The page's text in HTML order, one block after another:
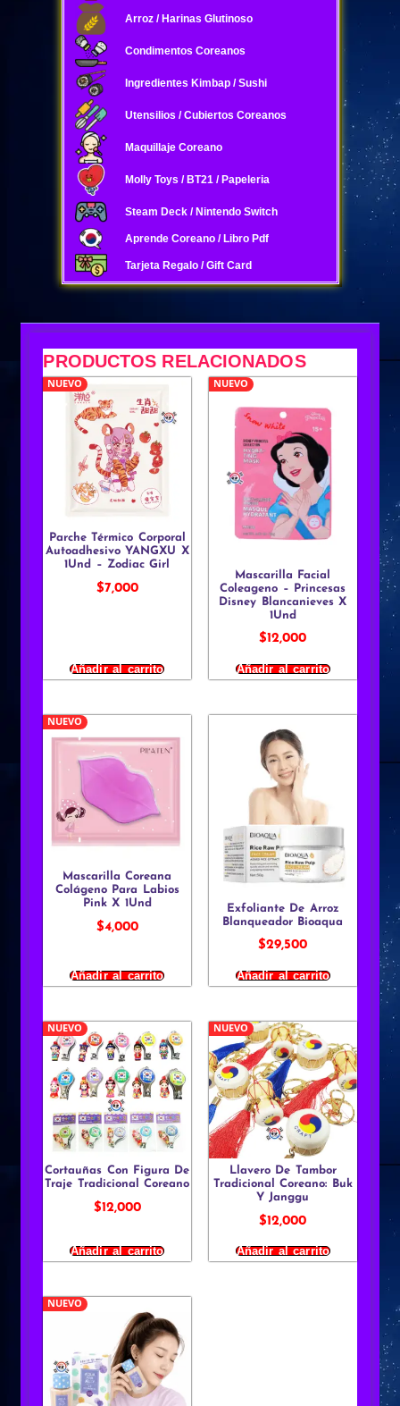
Arroz / Harinas Glutinoso
Condimentos Coreanos
Ingredientes Kimbap / Sushi
Utensilios / Cubiertos Coreanos
Maquillaje Coreano
Molly Toys / BT21 / Papeleria
Steam Deck / Nintendo Switch
Aprende Coreano / Libro Pdf
Tarjeta Regalo / Gift Card
PRODUCTOS RELACIONADOS
NUEVO
Parche Térmico Corporal
Autoadhesivo YANGXU X
1Und – Zodiac Girl
$7,000
Añadir al carrito
NUEVO
Mascarilla Facial
Coleageno – Princesas
Disney Blancanieves X
1Und
$12,000
Añadir al carrito
NUEVO
Mascarilla Coreana
Colágeno Para Labios
Pink X 1Und
$4,000
Añadir al carrito
Exfoliante De Arroz
Blanqueador Bioaqua
$29,500
Añadir al carrito
NUEVO
Cortauñas Con Figura De
Traje Tradicional Coreano
$12,000
Añadir al carrito
NUEVO
Llavero De Tambor
Tradicional Coreano: Buk
Y Janggu
$12,000
Añadir al carrito
NUEVO